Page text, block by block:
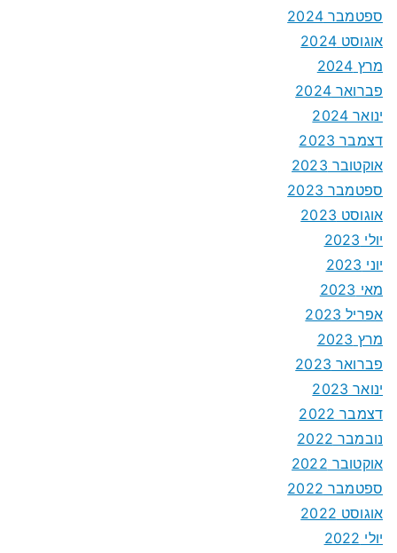
ספטמבר 2024
אוגוסט 2024
מרץ 2024
פברואר 2024
ינואר 2024
דצמבר 2023
אוקטובר 2023
ספטמבר 2023
אוגוסט 2023
יולי 2023
יוני 2023
מאי 2023
אפריל 2023
מרץ 2023
פברואר 2023
ינואר 2023
דצמבר 2022
נובמבר 2022
אוקטובר 2022
ספטמבר 2022
אוגוסט 2022
יולי 2022